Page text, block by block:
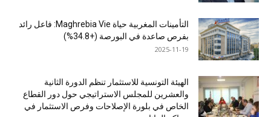
التأمينات المغربية حياة Maghrebia Vie: فاعل رائد
بفرص صاعدة في البورصة (+34.8%)
2025-11-19
الهيئة التونسية للاستثمار تنظم الدورة الثانية
والعشرين للمجلس الاستراتيجي حول دور القطاع
الخاص في بلورة الإصلاحات وفرص الاستثمار في